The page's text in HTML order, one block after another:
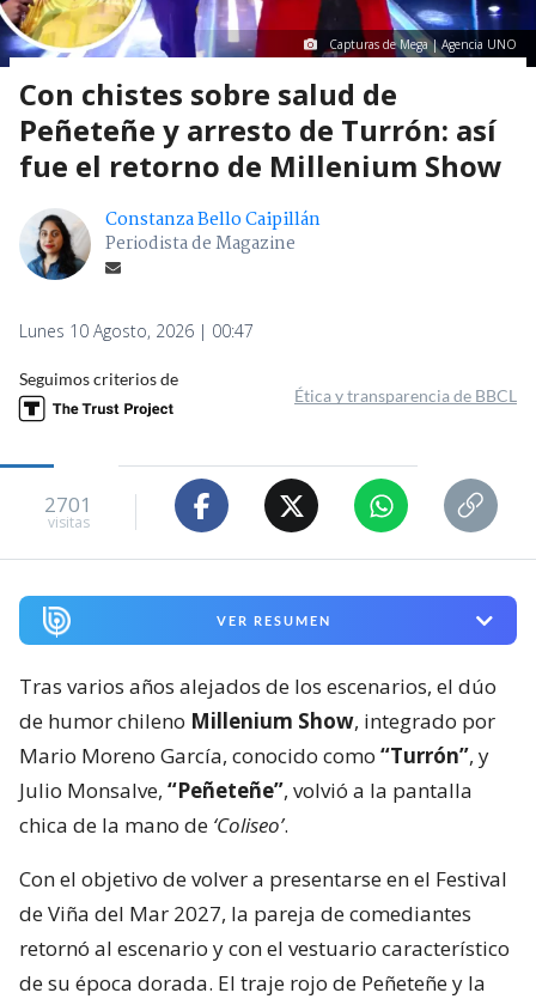
Capturas de Mega | Agencia UNO
Con chistes sobre salud de
Peñeteñe y arresto de Turrón: así
fue el retorno de Millenium Show
Constanza Bello Caipillán
Periodista de Magazine
Lunes 10 Agosto, 2026 | 00:47
Seguimos criterios de
Ética y transparencia de BBCL
2701
visitas
VER RESUMEN
Tras varios años alejados de los escenarios, el dúo
de humor chileno Millenium Show, integrado por
Mario Moreno García, conocido como “Turrón”, y
Julio Monsalve, “Peñeteñe”, volvió a la pantalla
chica de la mano de ‘Coliseo’.
Con el objetivo de volver a presentarse en el Festival
de Viña del Mar 2027, la pareja de comediantes
retornó al escenario y con el vestuario característico
de su época dorada. El traje rojo de Peñeteñe y la